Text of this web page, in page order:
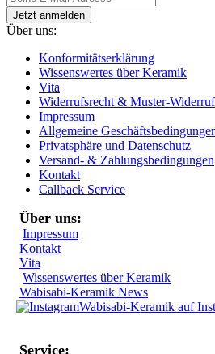
Über uns:
Konformitätserklärung
Wissenswertes über Keramik
Vita
Widerrufsrecht & Muster-
Impressum
Allgemeine
Privatsphäre und Datenschutz
Versand- & Zahlungsbedingungen
Kontakt
Callback Service
Über uns:
Impressum
Kontakt
Vita
Wissenswertes über Keramik
Wabisabi-Keramik News
Wabisabi-Keramik auf
Service: